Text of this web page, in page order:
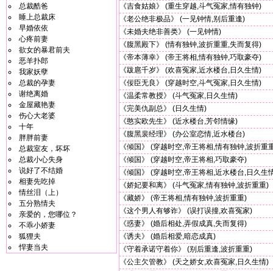
总裁酷爸
睡上总裁床
早婚依依
心疼前妻
欲女的暴君前夫
恶羊扑郎
我家妖孽
总裁的孕妻
谢绝离婚
金屋藏艳妻
伤心大老婆
十年
胖胖前妻
总裁室友，坏坏
总裁小心失身
说好了不结婚
相妻先吃掉
情丝泪（上）
五分熟情夫
亲爱的，您哪位？
不乖小娇妻
狐狸夫
悍妻当夫
《吉食姑娘》
(重生穿越,斗气冤家,情有独钟)
《老公绝非极品》
(一见钟情,别后重逢)
《未婚夫绝非善类》
(一见钟情)
《腹黑殿下》
(情有独钟,波折重重,失而复得)
《帝本薄幸》
(帝王将相,情有独钟,巧取豪夺)
《跋扈千岁》
(欢喜冤家,近水楼台,日久生情)
《佞臣无良》
(穿越时空,斗气冤家,日久生情)
《温柔常教授》
(斗气冤家,日久生情)
《完美仇副总》
(日久生情)
《憨实欧先生》
(近水楼台,芳邻情缘)
《腹黑裴经理》
(办公室恋情,近水楼台)
《倾国》
(穿越时空,帝王将相,情有独钟,波折重
《倾国》
(穿越时空,帝王将相,巧取豪夺)
《倾国》
(穿越时空,帝王将相,近水楼台,日久生
《娇妃要和离》
(斗气冤家,情有独钟,波折重重)
《藏娇》
(帝王将相,情有独钟,波折重重)
《这个男人有够诈》
(误打误撞,欢喜冤家)
《惑妻》
(婚后相处,弄假成真,失而复得)
《诱夫》
(婚后相爱,暗恋成真)
《守着承诺守着你》
(别后重逢,波折重重)
《公主欠管教》
(天之娇女,欢喜冤家,日久生情)